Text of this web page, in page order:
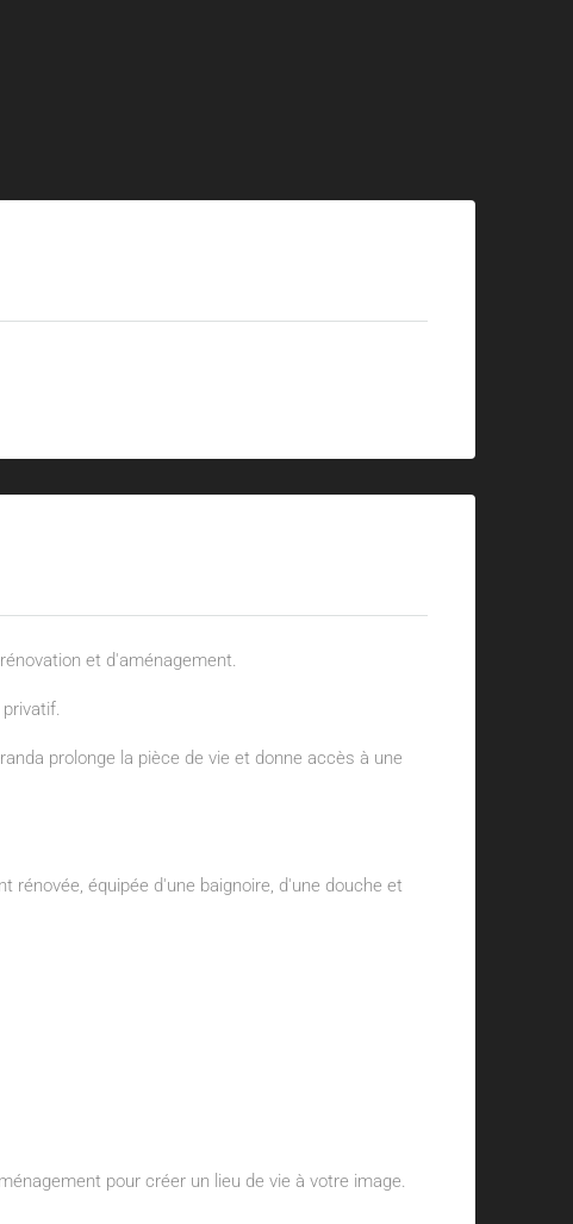
et d'aménagement.
prolonge la pièce de vie et donne accès à une
équipée d'une baignoire, d'une douche et
pour créer un lieu de vie à votre image.